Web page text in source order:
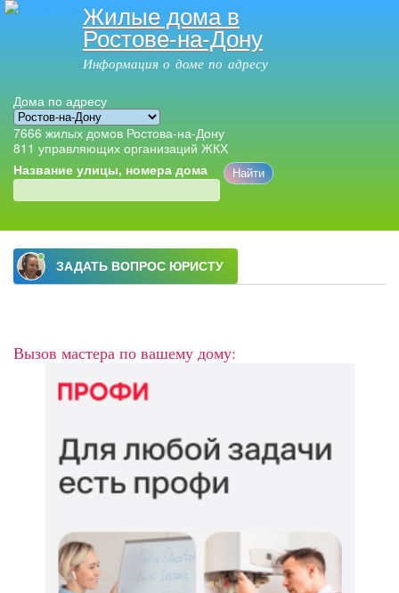
Перейти к
основному
содержанию
Жилые дома в
Ростове-на-Дону
Информация о доме по адресу
Дома по адресу
7666 жилых домов Ростова-на-Дону
811 управляющих организаций ЖКХ
Название улицы, номера дома
Главное меню
Вызов мастера по вашему дому: